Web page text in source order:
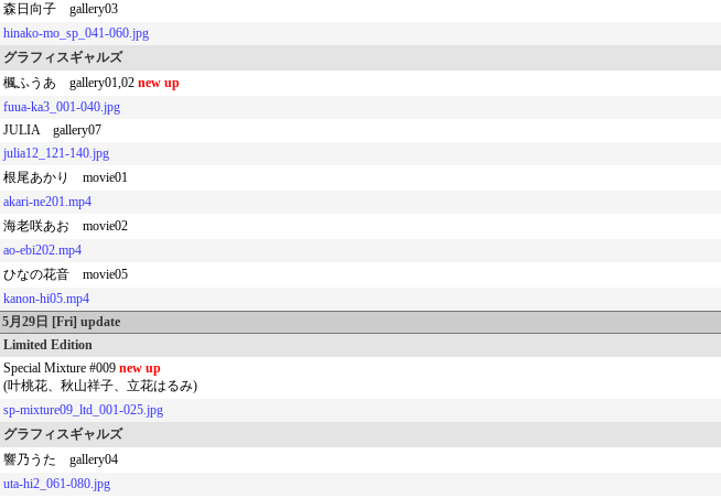
森日向子 gallery03
hinako-mo_sp_041-060.jpg
グラフィスギャルズ
楓ふうあ gallery01,02 new up
fuua-ka3_001-040.jpg
JULIA gallery07
julia12_121-140.jpg
根尾あかり movie01
akari-ne201.mp4
海老咲あお movie02
ao-ebi202.mp4
ひなの花音 movie05
kanon-hi05.mp4
5月29日 [Fri] update
Limited Edition
Special Mixture #009 new up
(叶桃花、秋山祥子、立花はるみ)
sp-mixture09_ltd_001-025.jpg
グラフィスギャルズ
響乃うた gallery04
uta-hi2_061-080.jpg